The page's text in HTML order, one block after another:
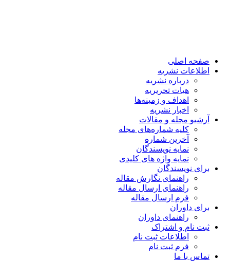
صفحه اصلی
اطلاعات نشریه
درباره نشریه
هیات تحریریه
اهداف و زمینه‌ها
اخبار نشریه
آرشیو مجله و مقالات
کلیه شماره‌های مجله
آخرین شماره
نمایه نویسندگان
نمایه واژه های کلیدی
برای نویسندگان
راهنمای نگارش مقاله
راهنمای ارسال مقاله
فرم ارسال مقاله
برای داوران
راهنمای داوران
ثبت نام و اشتراک
اطلاعات ثبت نام
فرم ثبت نام
تماس با ما